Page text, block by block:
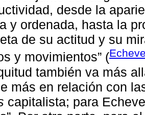
desde la
y ordenada, hasta la
de su actitud y su
y movimientos” (
también va más
más en relación con
capitalista; para